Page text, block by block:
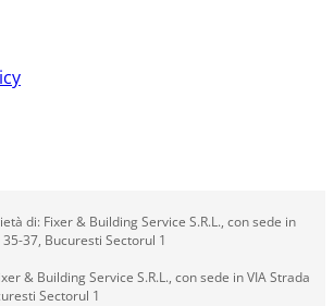
di: Fixer & Building Service S.R.L., con sede in
37, Bucuresti Sectorul 1
& Building Service S.R.L., con sede in VIA Strada
Sectorul 1